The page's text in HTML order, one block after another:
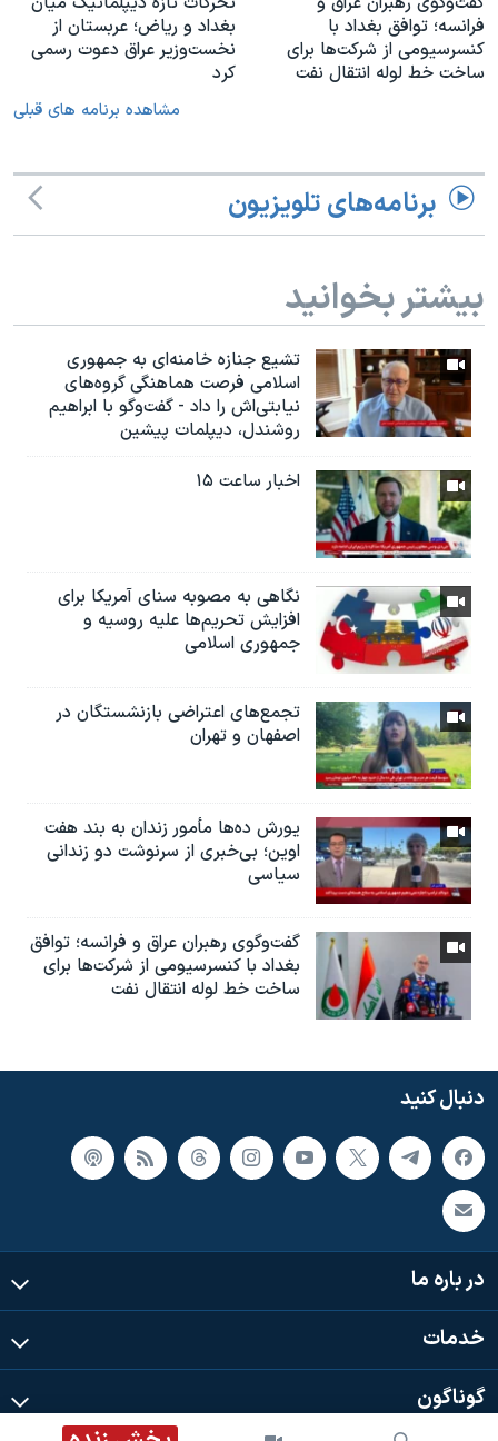
فرانسه؛ توافق بغداد با
کنسرسیومی از شرکت‌ها برای
ساخت خط لوله انتقال نفت
بغداد و ریاض؛ عربستان از
نخست‌وزیر عراق دعوت رسمی
کرد
مشاهده برنامه های قبلی
برنامه‌های تلویزیون
بیشتر بخوانید
تشیع جنازه خامنه‌ای به جمهوری
اسلامی فرصت هماهنگی گروه‌های
نیابتی‌اش را داد - گفت‌وگو با ابراهیم
روشندل، دیپلمات پیشین
اخبار ساعت ۱۵
نگاهی به مصوبه سنای آمریکا برای
افزایش تحریم‌ها علیه روسیه و
جمهوری اسلامی
تجمع‌های اعتراضی بازنشستگان در
اصفهان و تهران
یورش ده‌ها مأمور زندان به بند هفت
اوین؛ بی‌خبری از سرنوشت دو زندانی
سیاسی
گفت‌وگوی رهبران عراق و فرانسه؛ توافق
بغداد با کنسرسیومی از شرکت‌ها برای
ساخت خط لوله انتقال نفت
دنبال کنید
در باره ما
خدمات
گوناگون